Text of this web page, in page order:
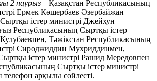
2 наурыз – Қазақстан Республикасының
Ермек Көшербаев Әзербайжан
істер министрі Джейхун
Республикасының Сыртқы істер
Тәжікстан Республикасының
Сироджиддин Мухриддинмен,
істер министрі Рашид Мередовпен
Сыртқы істер министрі
арқылы сөйлесті.